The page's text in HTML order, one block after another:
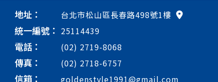
地址： 台北市松山區長春路498號1樓
統一編號： 25114439
電話： (02) 2719-8068
傳真： (02) 2718-6757
信箱： goldenstyle1991@gmail.com